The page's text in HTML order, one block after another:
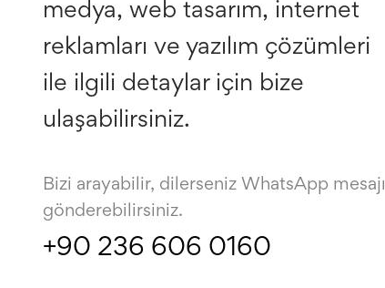
medya, web tasarım, internet
reklamları ve yazılım çözümleri
ile ilgili detaylar için bize
ulaşabilirsiniz.
Bizi arayabilir, dilerseniz WhatsApp mesajı
gönderebilirsiniz.
+90 236 606 0160